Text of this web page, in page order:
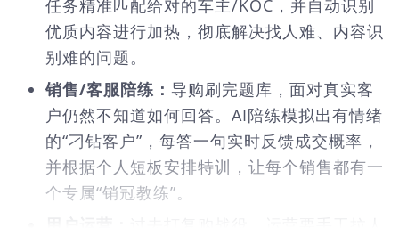
任务精准匹配给对的车主/KOC，并自动识别
优质内容进行加热，彻底解决找人难、内容识
别难的问题。
销售/客服陪练： 导购刷完题库，面对真实客
户仍然不知道如何回答。AI陪练模拟出有情绪
的“刁钻客户”，每答一句实时反馈成交概率，
并根据个人短板安排特训，让每个销售都有一
个专属“销冠教练”。